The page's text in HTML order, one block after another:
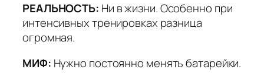
РЕАЛЬНОСТЬ: Ни в жизни. Особенно при
интенсивных тренировках разница
огромная.
МИФ: Нужно постоянно менять батарейки.